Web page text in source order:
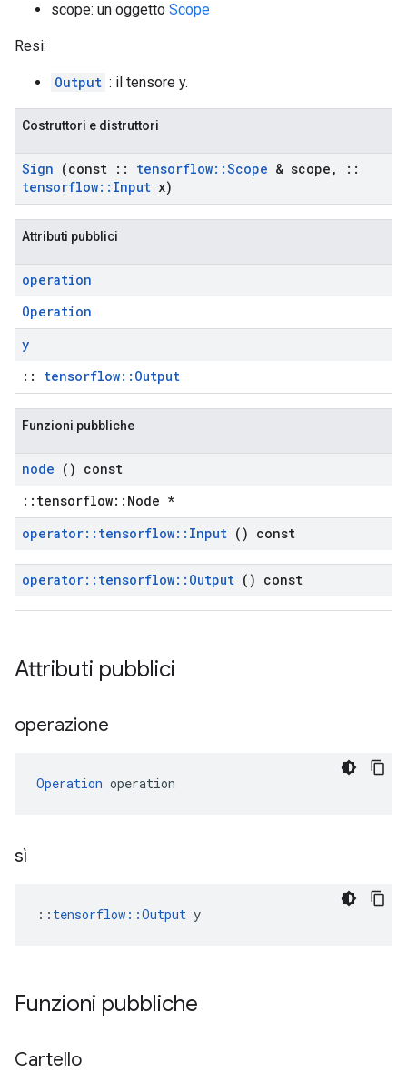
scope: un oggetto Scope
Resi:
Output : il tensore y.
Costruttori e distruttori
Sign (const :: tensorflow::Scope & scope ,
::
tensorflow:: Input x)
Attributi pubblici
operation
Operation
y
:: tensorflow::Output
Funzioni pubbliche
node () const
::tensorflow::Node *
operator:: tensorflow:: Input () const
operator:: tensorflow:: Output () const
Attributi pubblici
operazione
Operation operation
sì
:: tensorflow::Output y
Funzioni pubbliche
Cartello